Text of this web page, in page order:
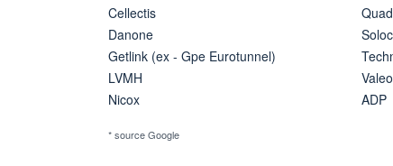
Cellectis
Danone
Getlink (ex - Gpe Eurotunnel)
LVMH
Nicox
Valeo
ADP
* source Google